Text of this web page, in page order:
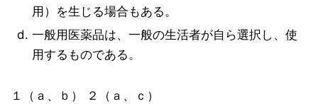
用）を生じる場合もある。
一般用医薬品は、一般の生活者が自ら選択し、使
用するものである。
１（ａ、ｂ） ２（ａ、ｃ）